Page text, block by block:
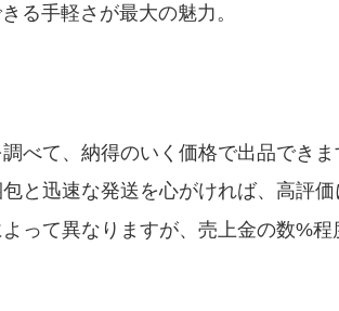
る手軽さが最大の魅力。
べて、納得のいく価格で出品できま
と迅速な発送を心がければ、高評価
って異なりますが、売上金の数%程